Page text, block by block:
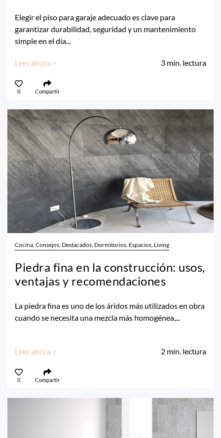
Elegir el piso para garaje adecuado es clave para
garantizar durabilidad, seguridad y un mantenimiento
simple en el día...
Leer ahora > 3 min. lectura
0 Compartir
Cocina, Consejos, Destacados, Dormitorios, Espacios, Living
Piedra fina en la construcción: usos,
ventajas y recomendaciones
La piedra fina es uno de los áridos más utilizados en obra
cuando se necesita una mezcla más homogénea,...
Leer ahora > 2 min. lectura
0 Compartir